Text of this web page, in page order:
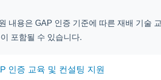
내용은 GAP 인증 기준에 따른 재배 기술
포함될 수 있습니다.
인증 교육 및 컨설팅 지원